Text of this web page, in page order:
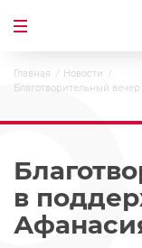
Главная
Новости
Благотворительный
в